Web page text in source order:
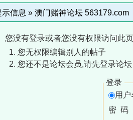
示信息 » 澳门赌神论坛 563179.com
您没有登录或者您没有权限访问此
您无权限编辑别人的帖子
您还不是论坛会员,请先登录论坛
登录
用
密 码